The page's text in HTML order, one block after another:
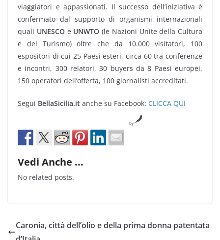
viaggiatori e appassionati. Il successo dell’iniziativa è
confermato dal supporto di organismi internazionali
quali UNESCOe UNWTO (le Nazioni Unite della Cultura
e del Turismo) oltre che da 10.000 visitatori, 100
espositori di cui 25 Paesi esteri, circa 60 tra conferenze
e incontri, 300 relatori, 30 buyers da 8 Paesi europei,
150 operatori dell’offerta, 100 giornalisti accreditati.
Segui BellaSicilia.it anche su Facebook: CLICCA QUI
by
Vedi Anche ...
No related posts.
Caronia, città dell’olio e della prima donna patentata